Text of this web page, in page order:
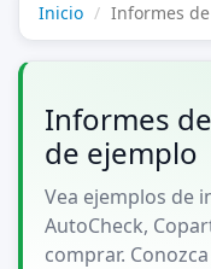
Inicio Informes
Informes
de ejemplo
Vea ejemplos de
AutoCheck,
comprar.